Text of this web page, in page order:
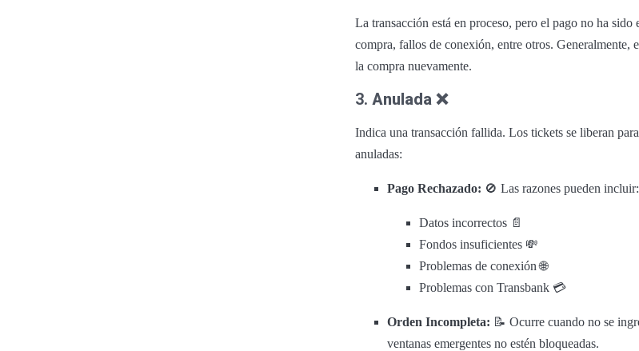
La transacción está en proceso, pero el pago no ha
compra, fallos de conexión, entre otros. Generalmente,
la compra nuevamente.
3. Anulada ❌
Indica una transacción fallida. Los tickets se liberan
anuladas:
Pago Rechazado: 🚫 Las razones pueden incluir:
Datos incorrectos 📄
Fondos insuficientes 💸
Problemas de conexión 🌐
Problemas con Transbank 💳
Orden Incompleta: 📝 Ocurre cuando no se
ventanas emergentes no estén bloqueadas.